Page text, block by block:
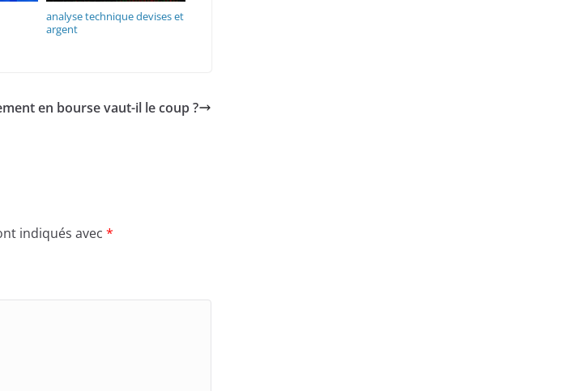
analyse technique devises et
argent
en bourse vaut-il le coup ?
indiqués avec *